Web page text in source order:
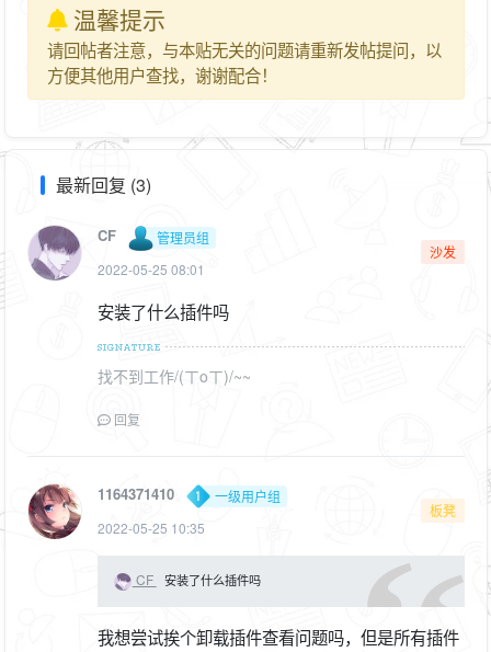
温馨提示
请回帖者注意，与本贴无关的问题请重新发帖提问，以
方便其他用户查找，谢谢配合！
最新回复 (3)
CF
管理员组
2022-05-25 08:01
沙发
安装了什么插件吗
找不到工作/(ㄒoㄒ)/~~
回复
1164371410
一级用户组
2022-05-25 10:35
板凳
CF 安装了什么插件吗
我想尝试挨个卸载插件查看问题吗，但是所有插件